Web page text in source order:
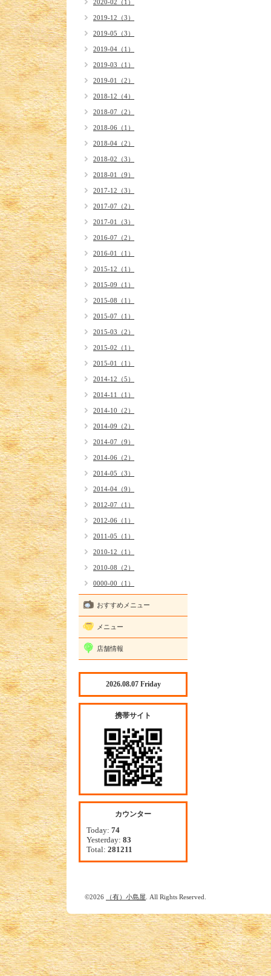
2020-02（1）
2019-12（3）
2019-05（3）
2019-04（1）
2019-03（1）
2019-01（2）
2018-12（4）
2018-07（2）
2018-06（1）
2018-04（2）
2018-02（3）
2018-01（9）
2017-12（3）
2017-07（2）
2017-01（3）
2016-07（2）
2016-01（1）
2015-12（1）
2015-09（1）
2015-08（1）
2015-07（1）
2015-03（2）
2015-02（1）
2015-01（1）
2014-12（5）
2014-11（1）
2014-10（2）
2014-09（2）
2014-07（9）
2014-06（2）
2014-05（3）
2014-04（9）
2012-07（1）
2012-06（1）
2011-05（1）
2010-12（1）
2010-08（2）
0000-00（1）
おすすめメニュー
メニュー
店舗情報
2026.08.07 Friday
携帯サイト
カウンター
Today: 74
Yesterday: 83
Total: 281211
©2026 （有）小島屋 . All Rights Reserved.